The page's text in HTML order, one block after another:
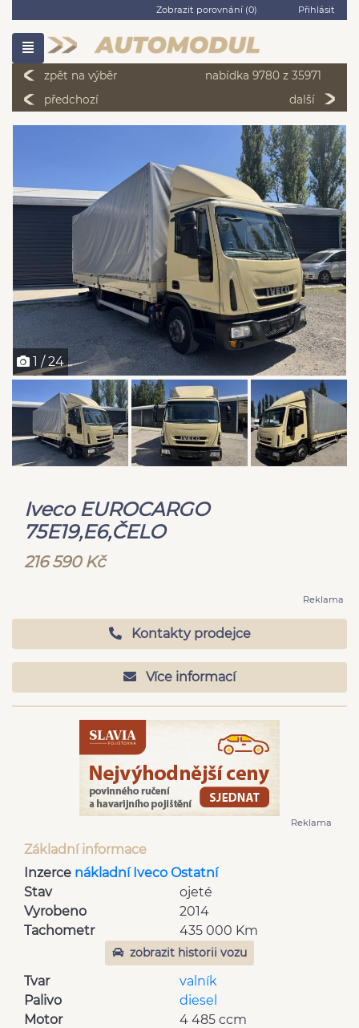
Zobrazit porovnání (0) Přihlásit
zpět na výběr
nabídka 9780 z 35971
předchozí
další
1 / 24
Iveco EUROCARGO
75E19,E6,ČELO
216 590 Kč
Reklama
Kontakty prodejce
Více informací
Reklama
Základní informace
Inzerce nákladní Iveco Ostatní
Stav
ojeté
Vyrobeno
2014
Tachometr
435 000 Km
zobrazit historii vozu
Tvar
valník
Palivo
diesel
Motor
4 485 ccm